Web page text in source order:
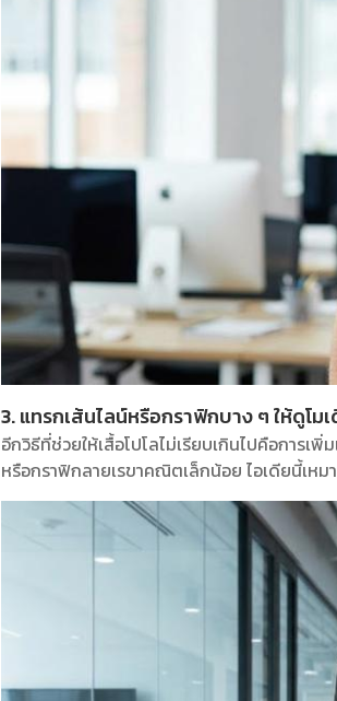
3. แทรกเส้นไลน์หรือกราฟิกบาง ๆ ให้ดูโม
อีกวิธีที่ช่วยให้เสื้อโปโลไม่เรียบเกินไปคือการ
หรือกราฟิกลายเรขาคณิตเล็กน้อย ไอเดียนี้เห